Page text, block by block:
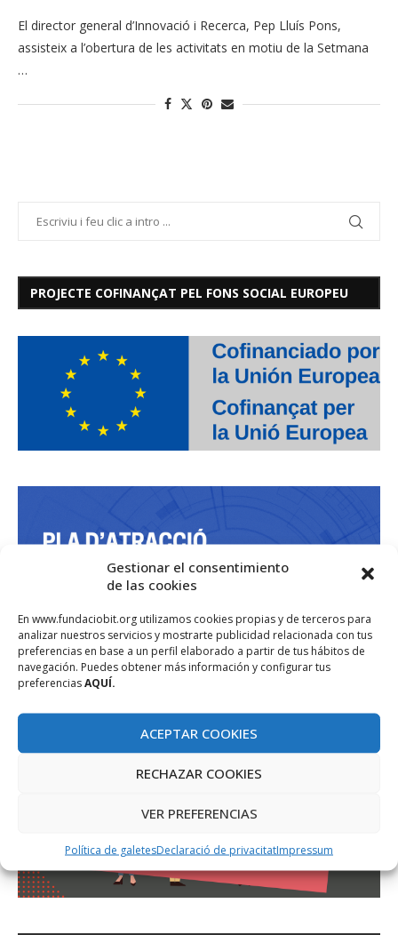
Gestionar el consentimiento
de las cookies
En www.fundaciobit.org utilizamos cookies propias y de terceros para
analizar nuestros servicios y mostrarte publicidad relacionada con tus
preferencias en base a un perfil elaborado a partir de tus hábitos de
navegación. Puedes obtener más información y configurar tus
preferenciasAQUÍ.
ACEPTAR COOKIES
RECHAZAR COOKIES
VER PREFERENCIAS
Política de galetesDeclaració de privacitatImpressum
El director general d’Innovació i Recerca, Pep Lluís Pons,
assisteix a l’obertura de les activitats en motiu de la Setmana
…
PROJECTE COFINANÇAT PEL FONS SOCIAL EUROPEU